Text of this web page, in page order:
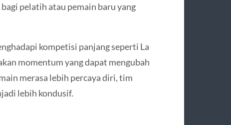
pelatih atau pemain baru yang
kompetisi panjang seperti La
momentum yang dapat mengubah
merasa lebih percaya diri, tim
lebih kondusif.